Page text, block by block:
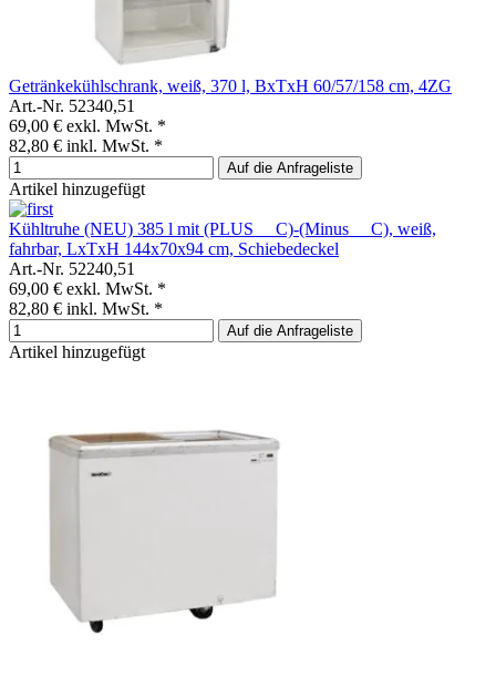
Getränkekühlschrank, weiß, 370 l, BxTxH 60/57/158 cm, 4ZG
Art.-Nr. 52340,51
69,00 € exkl. MwSt. *
82,80 € inkl. MwSt. *
Auf die Anfrageliste
Artikel hinzugefügt
Kühltruhe (NEU) 385 l mit (PLUS __C)-(Minus __C), weiß,
fahrbar, LxTxH 144x70x94 cm, Schiebedeckel
Art.-Nr. 52240,51
69,00 € exkl. MwSt. *
82,80 € inkl. MwSt. *
Auf die Anfrageliste
Artikel hinzugefügt